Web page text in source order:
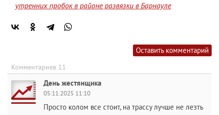
утренних пробок в районе развязки в Барнауле
Оставить комментарий
Комментариев 11
День жестянщика
05.11.2025 11:10
Просто колом все стоит, на трассу лучше не лезть